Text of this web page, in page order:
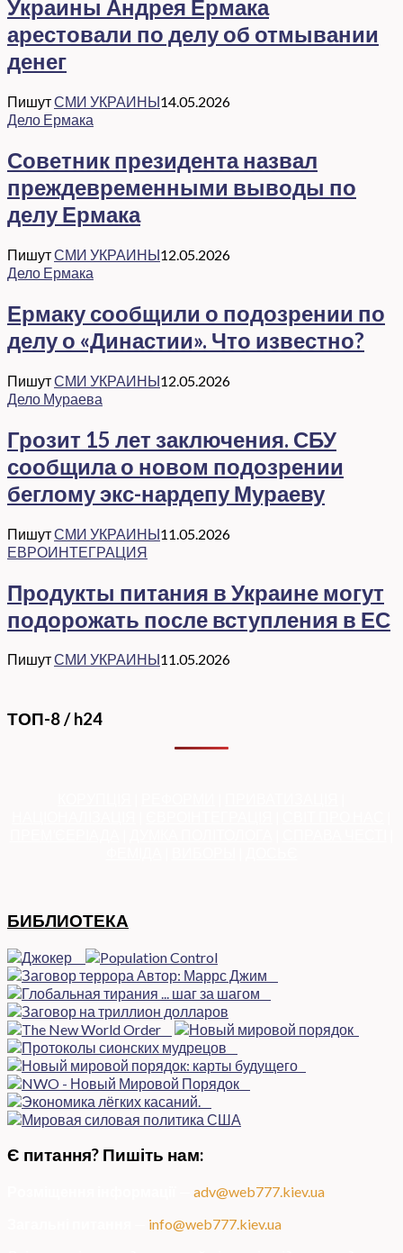
Украины Андрея Ермака
арестовали по делу об отмывании
денег
ПишутСМИ УКРАИНЫ14.05.2026
Дело Ермака
Советник президента назвал
преждевременными выводы по
делу Ермака
ПишутСМИ УКРАИНЫ12.05.2026
Дело Ермака
Ермаку сообщили о подозрении по
делу о «Династии». Что известно?
ПишутСМИ УКРАИНЫ12.05.2026
Дело Мураева
Грозит 15 лет заключения. СБУ
сообщила о новом подозрении
беглому экс-нардепу Мураеву
ПишутСМИ УКРАИНЫ11.05.2026
ЕВРОИНТЕГРАЦИЯ
Продукты питания в Украине могут
подорожать после вступления в ЕС
ПишутСМИ УКРАИНЫ11.05.2026
ТОП-8 / h24
БИБЛИОТЕКА
Є питання? Пишіть нам:
adv@web777.kiev.ua
info@web777.kiev.ua